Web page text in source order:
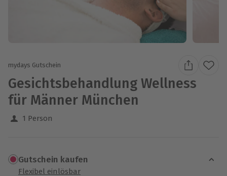
mydays Gutschein
Gesichtsbehandlung Wellness
für Männer München
1 Person
Gutschein kaufen
Flexibel einlösbar